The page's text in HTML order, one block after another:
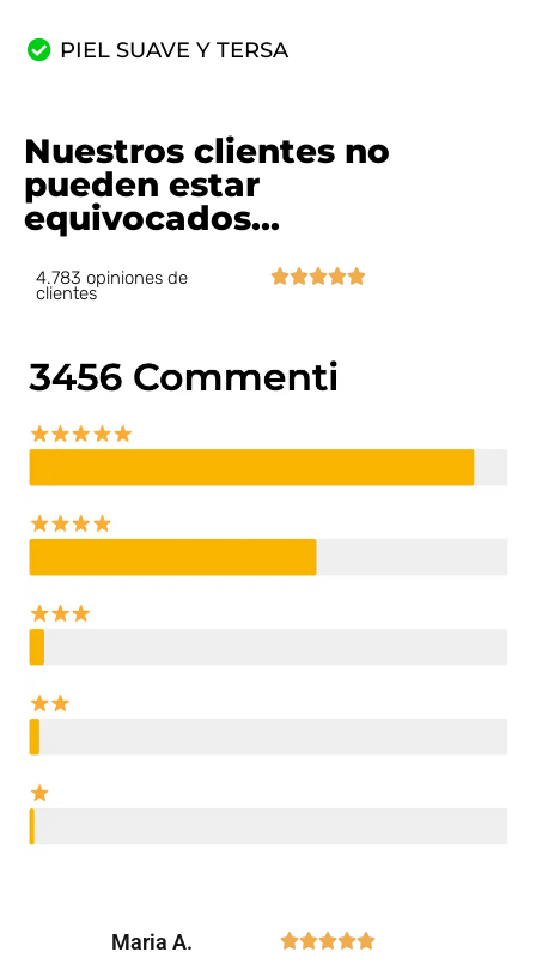
PIEL SUAVE Y TERSA
Nuestros clientes no
pueden estar
equivocados...
4.783 opiniones de
clientes

Maria A. 